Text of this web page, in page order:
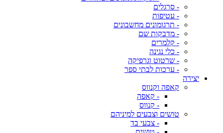
- סרגלים
- עטיפות
- תרגומונים מחשבונים
- מדבקות שם
- קלמרים
- כלי נגינה
- שרטוט וגרפיקה
- ערכות לבתי ספר
יצירה
קאפה וקנווס
- קאפה
- קנווס
טושים וצבעים למיניהם
- צבעי בד